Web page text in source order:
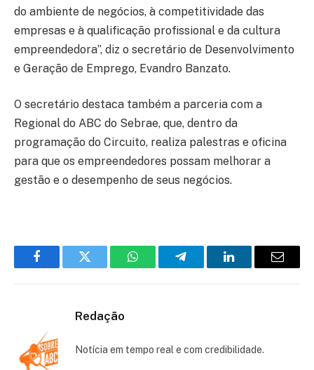
do ambiente de negócios, à competitividade das
empresas e à qualificação profissional e da cultura
empreendedora”, diz o secretário de Desenvolvimento
e Geração de Emprego, Evandro Banzato.
O secretário destaca também a parceria com a
Regional do ABC do Sebrae, que, dentro da
programação do Circuito, realiza palestras e oficina
para que os empreendedores possam melhorar a
gestão e o desempenho de seus negócios.
FacebookTwitter WhatsAppTelegramLinkedInEmail
Redação
Notícia em tempo real e com credibilidade.